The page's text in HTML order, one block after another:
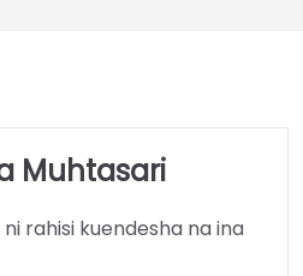
Muhtasari
rahisi kuendesha na ina